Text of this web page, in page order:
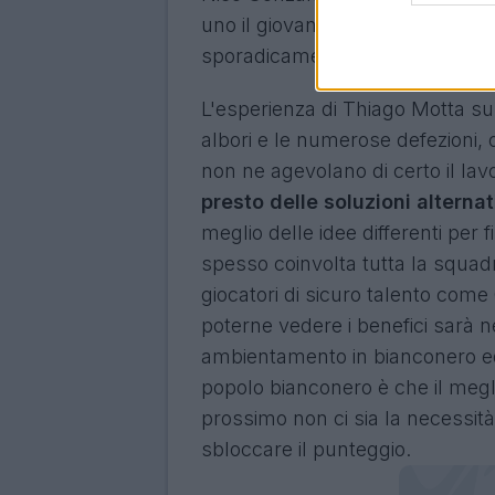
uno il giovanissimo Ahanor,
sporadicamente che alla fine
L'esperienza di Thiago Motta
albori e le numerose defezioni,
non ne agevolano di certo il
presto delle soluzioni
meglio delle idee differenti per
spesso coinvolta tutta la
giocatori di sicuro talento
poterne vedere i benefici sarà
ambientamento in bianconero
popolo bianconero è che il
prossimo non ci sia la
sbloccare il punteggio.